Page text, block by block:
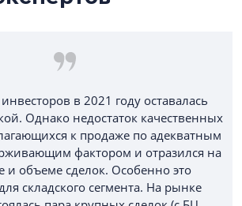
в 2021 году оставалась
Однако недостаток качественных
к продаже по адекватным
фактором и отразился на
и объеме сделок. Особенно это
складского сегмента. На рынке